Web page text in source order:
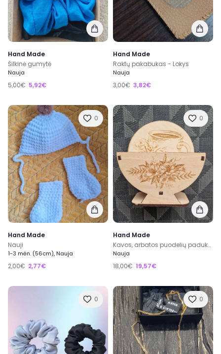
Hand Made
Šilkinė gumytė
Nauja
5,00€ 5,92€
Hand Made
Raktų pakabukas - Lokys
Nauja
3,00€ 3,82€
0
Hand Made
Nauji
1-3 mėn. (56cm), Nauja
2,00€ 2,77€
0
Hand Made
Kavos, arbatos puodelių padukai
Nauja
18,00€ 19,57€
0 0